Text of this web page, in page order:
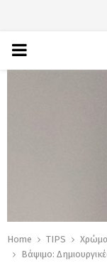
PRIMARY
Home TIPS
Χρώμα
Βάψιμο: